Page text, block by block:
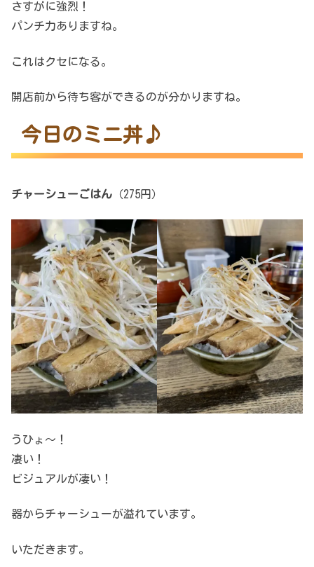
さすがに強烈！
パンチ力ありますね。
これはクセになる。
開店前から待ち客ができるのが分かりますね。
今日のミニ丼♪
チャーシューごはん （275円）
うひょ～！
凄い！
ビジュアルが凄い！
器からチャーシューが溢れています。
いただきます。